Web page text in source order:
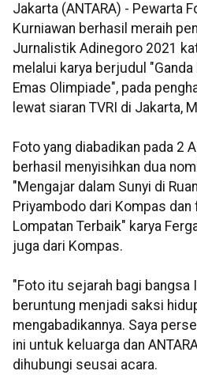
Jakarta (ANTARA) - Pewarta
Kurniawan berhasil meraih
Jurnalistik Adinegoro 2021
melalui karya berjudul
Emas Olimpiade", pada
lewat siaran TVRI di Jakarta,
Foto yang diabadikan pada 2
berhasil menyisihkan dua
"Mengajar dalam Sunyi di
Priyambodo dari Kompas
Lompatan Terbaik" karya
juga dari Kompas.
"Foto itu sejarah bagi bangsa
beruntung menjadi saksi
mengabadikannya. Saya
ini untuk keluarga dan
dihubungi seusai acara.